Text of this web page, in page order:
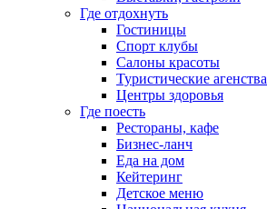
Где отдохнуть
Гостиницы
Спорт клубы
Салоны красоты
Туристические агенства
Центры здоровья
Где поесть
Рестораны, кафе
Бизнес-ланч
Еда на дом
Кейтеринг
Детское меню